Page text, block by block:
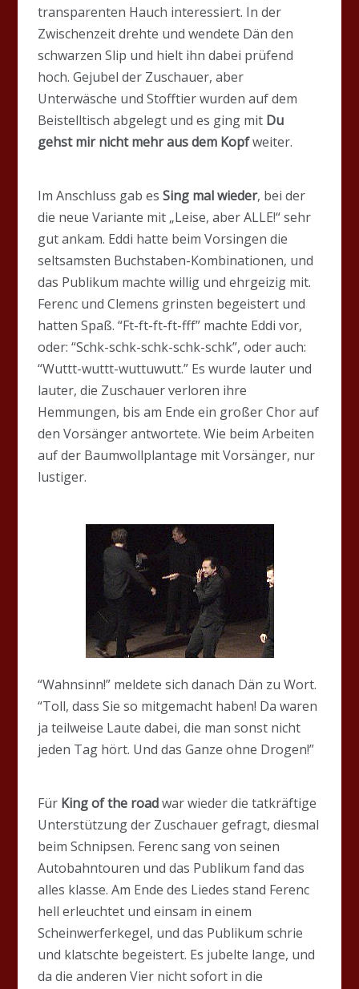
transparenten Hauch interessiert. In der
Zwischenzeit drehte und wendete Dän den
schwarzen Slip und hielt ihn dabei prüfend
hoch. Gejubel der Zuschauer, aber
Unterwäsche und Stofftier wurden auf dem
Beistelltisch abgelegt und es ging mit Du
gehst mir nicht mehr aus dem Kopfweiter.
Im Anschluss gab esSing mal wieder, bei der
die neue Variante mit „Leise, aber ALLE!“ sehr
gut ankam. Eddi hatte beim Vorsingen die
seltsamsten Buchstaben-Kombinationen, und
das Publikum machte willig und ehrgeizig mit.
Ferenc und Clemens grinsten begeistert und
hatten Spaß. “Ft-ft-ft-ft-fff” machte Eddi vor,
oder: “Schk-schk-schk-schk-schk”, oder auch:
“Wuttt-wuttt-wuttuwutt.” Es wurde lauter und
lauter, die Zuschauer verloren ihre
Hemmungen, bis am Ende ein großer Chor auf
den Vorsänger antwortete. Wie beim Arbeiten
auf der Baumwollplantage mit Vorsänger, nur
lustiger.
“Wahnsinn!” meldete sich danach Dän zu Wort.
“Toll, dass Sie so mitgemacht haben! Da waren
ja teilweise Laute dabei, die man sonst nicht
jeden Tag hört. Und das Ganze ohne Drogen!”
Für King of the roadwar wieder die tatkräftige
Unterstützung der Zuschauer gefragt, diesmal
beim Schnipsen. Ferenc sang von seinen
Autobahntouren und das Publikum fand das
alles klasse. Am Ende des Liedes stand Ferenc
hell erleuchtet und einsam in einem
Scheinwerferkegel, und das Publikum schrie
und klatschte begeistert. Es jubelte lange, und
da die anderen Vier nicht sofort in die